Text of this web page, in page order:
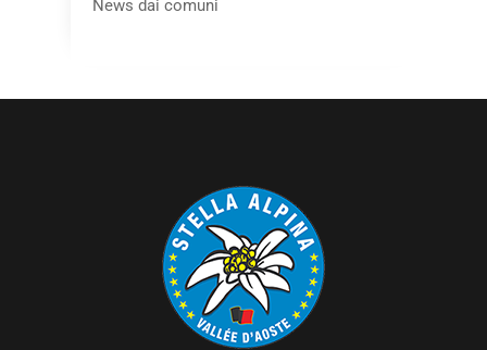
News dai comuni